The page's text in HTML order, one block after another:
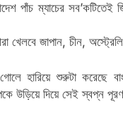
পাঁচ ম্যাচের
খেলবে জাপান, চীন,
হারিয়ে শুরুটা করেছে
উড়িয়ে দিয়ে সেই স্বপ্ন